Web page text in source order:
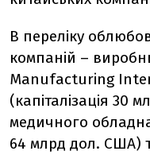
В переліку
компаній –
Manufacturing
(капіталізація
медичного
64 млрд дол. США)